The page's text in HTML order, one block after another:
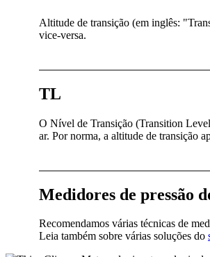
Altitude de transição (em inglês:
vice-versa.
TL
O Nível de Transição (Transition
ar. Por norma, a altitude de transição
Medidores de pressão
Recomendamos várias técnicas de
Leia também sobre várias soluções do